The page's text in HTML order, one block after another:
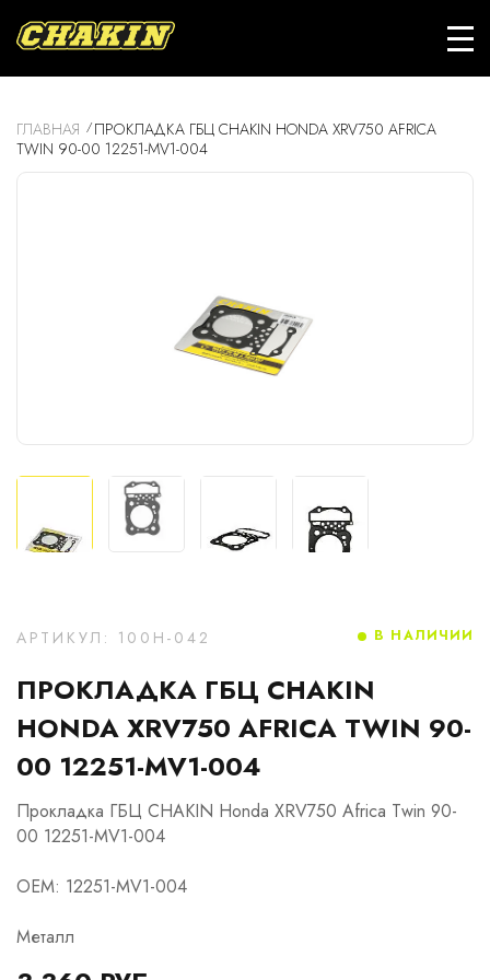
ГЛАВНАЯ
ПРОКЛАДКА ГБЦ CHAKIN HONDA XRV750 AFRICA
TWIN 90-00 12251-MV1-004
АРТИКУЛ: 100H-042
ПРОКЛАДКА ГБЦ CHAKIN
HONDA XRV750 AFRICA TWIN 90-
00 12251-MV1-004
Прокладка ГБЦ CHAKIN Honda XRV750 Africa Twin 90-
00 12251-MV1-004
OEM: 12251-MV1-004
Металл
В НАЛИЧИИ